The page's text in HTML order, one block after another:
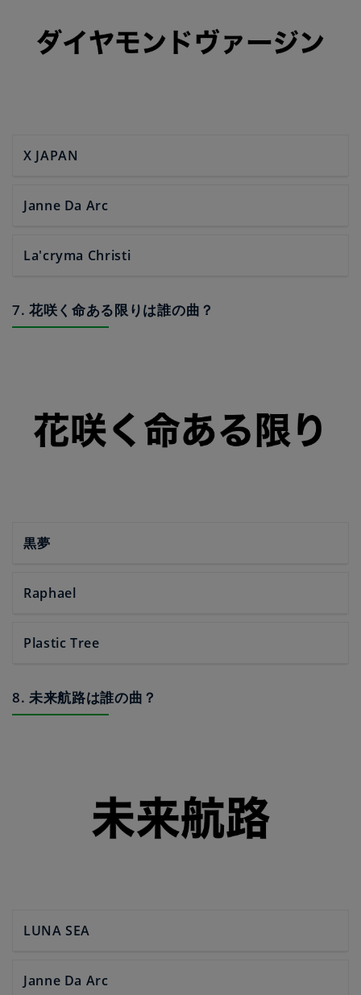
X JAPAN
Janne Da Arc
La'cryma Christi
7. 花咲く命ある限りは誰の曲？
黒夢
Raphael
Plastic Tree
8. 未来航路は誰の曲？
LUNA SEA
Janne Da Arc